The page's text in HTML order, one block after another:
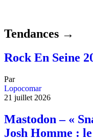
Tendances →
Rock En Seine
Par
Lopocomar
21 juillet 2026
Mastodon – «
Josh Homme :